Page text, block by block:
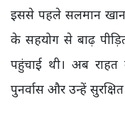
इससे पहले सलमान
के सहयोग से बाढ़
पहुंचाई थी। अब राहत
पुनर्वास और उन्हें